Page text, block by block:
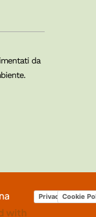
da
with
Privacy Policy
Cookie